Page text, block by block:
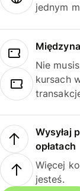
jednym
Nie
kursach
Wysyłaj
opłatach
Więcej
jesteś.